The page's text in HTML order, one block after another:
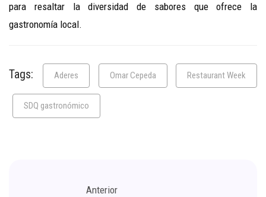
para resaltar la diversidad de sabores que ofrece la
gastronomía local.
Tags: Aderes Omar Cepeda Restaurant Week
SDQ gastronómico
Anterior